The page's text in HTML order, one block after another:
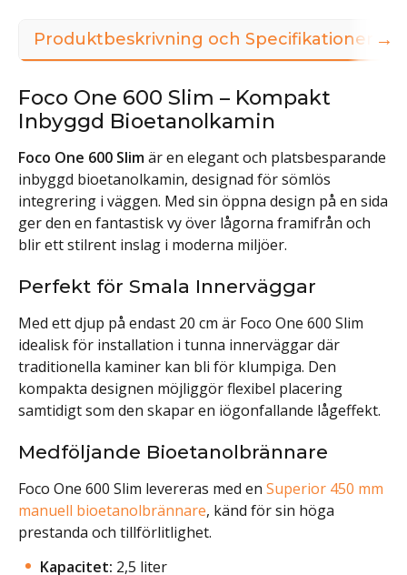
Produktbeskrivning och Specifikationer
Foco One 600 Slim – Kompakt
Inbyggd Bioetanolkamin
Foco One 600 Slimär en elegant och platsbesparande
inbyggd bioetanolkamin, designad för sömlös
integrering i väggen. Med sin öppna design på en sida
ger den en fantastisk vy över lågorna framifrån och
blir ett stilrent inslag i moderna miljöer.
Perfekt för Smala Innerväggar
Med ett djup på endast 20 cm är Foco One 600 Slim
idealisk för installation i tunna innerväggar där
traditionella kaminer kan bli för klumpiga. Den
kompakta designen möjliggör flexibel placering
samtidigt som den skapar en iögonfallande lågeffekt.
Medföljande Bioetanolbrännare
Foco One 600 Slim levereras med en Superior 450 mm
manuell bioetanolbrännare, känd för sin höga
prestanda och tillförlitlighet.
Kapacitet: 2,5 liter
→